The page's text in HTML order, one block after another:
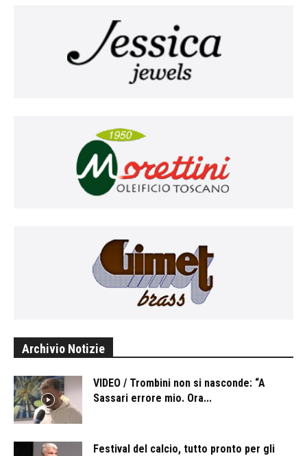
Archivio Notizie
VIDEO / Trombini non si nasconde: “A
Sassari errore mio. Ora...
Festival del calcio, tutto pronto per gli